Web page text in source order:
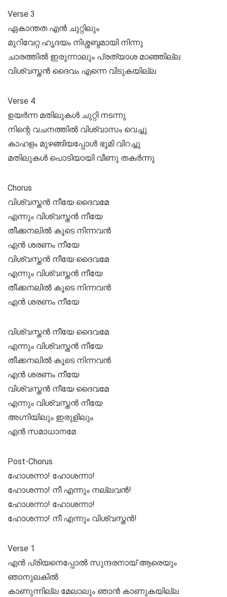
Verse 3
ഏകാന്തത എൻ ചുറ്റിലും
മുറിവേറ്റ ഹൃദയം നിശ്ശബ്ദമായി നിന്നു
ചാരത്തിൽ ഇരുന്നാലും പ്രത്യാശ മാഞ്ഞില്ല
വിശ്വസ്തൻ ദൈവം എന്നെ വിടുകയില്ല
Verse 4
ഉയർന്ന മതിലുകൾ ചുറ്റി നടന്നു
നിന്റെ വചനത്തിൽ വിശ്വാസം വെച്ചു
കാഹളം മുഴങ്ങിയപ്പോൾ ഭൂമി വിറച്ചു
മതിലുകൾ പൊടിയായി വീണു തകർന്നു
Chorus
വിശ്വസ്തൻ നീയേ ദൈവമേ
എന്നും വിശ്വസ്തൻ നീയേ
തീക്കനലിൽ കൂടെ നിന്നവൻ
എൻ ശരണം നീയേ
വിശ്വസ്തൻ നീയേ ദൈവമേ
എന്നും വിശ്വസ്തൻ നീയേ
തീക്കനലിൽ കൂടെ നിന്നവൻ
എൻ ശരണം നീയേ
വിശ്വസ്തൻ നീയേ ദൈവമേ
എന്നും വിശ്വസ്തൻ നീയേ
തീക്കനലിൽ കൂടെ നിന്നവൻ
എൻ ശരണം നീയേ
വിശ്വസ്തൻ നീയേ ദൈവമേ
എന്നും വിശ്വസ്തൻ നീയേ
അഗ്നിയിലും ഇരുളിലും
എൻ സമാധാനമേ
Post-Chorus
ഹോശന്നാ! ഹോശന്നാ!
ഹോശന്നാ! നീ എന്നും നല്ലവൻ!
ഹോശന്നാ! ഹോശന്നാ!
ഹോശന്നാ! നീ എന്നും വിശ്വസ്തൻ!
Verse 1
എൻ പ്രിയനെപ്പോൽ സുന്ദരനായ് ആരെയും
ഞാനുലകിൽ
കാണുന്നില്ല മേലാലും ഞാൻ കാണുകയില്ല